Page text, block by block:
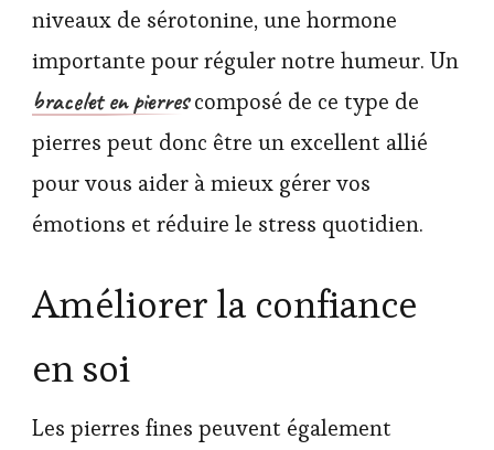
niveaux de sérotonine, une hormone
importante pour réguler notre humeur. Un
bracelet en pierrescomposé de ce type de
pierres peut donc être un excellent allié
pour vous aider à mieux gérer vos
émotions et réduire le stress quotidien.
Améliorer la confiance
en soi
Les pierres fines peuvent également